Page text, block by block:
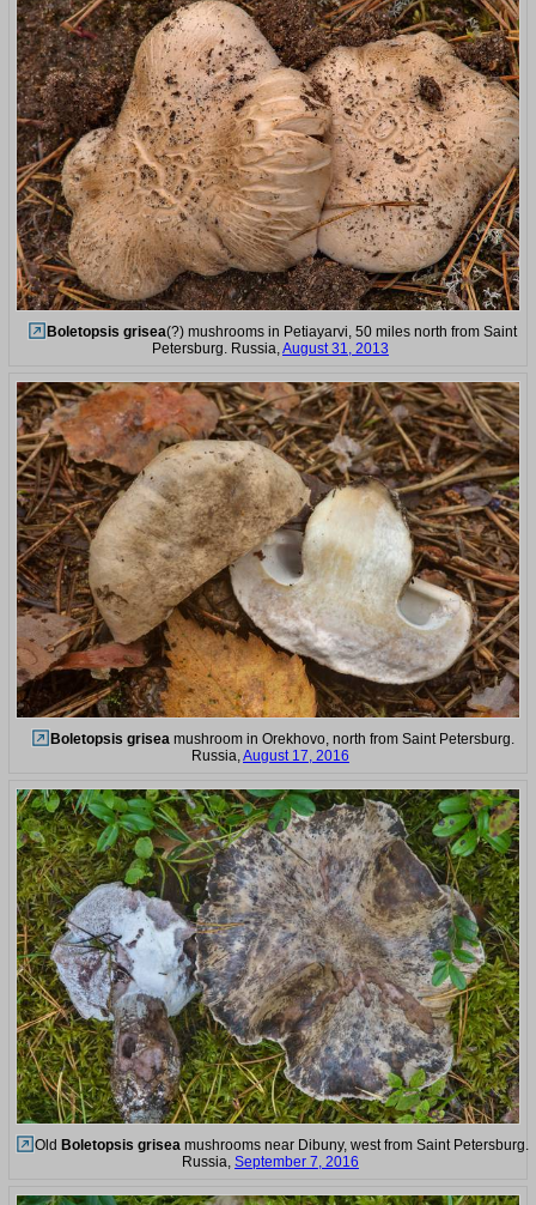
Boletopsis grisea(?) mushrooms in Petiayarvi, 50 miles north from Saint
Petersburg. Russia,August 31, 2013
Boletopsis grisea mushroom in Orekhovo, north from Saint Petersburg.
Russia, August 17, 2016
Old Boletopsis grisea mushrooms near Dibuny, west from Saint Petersburg.
Russia, September 7, 2016